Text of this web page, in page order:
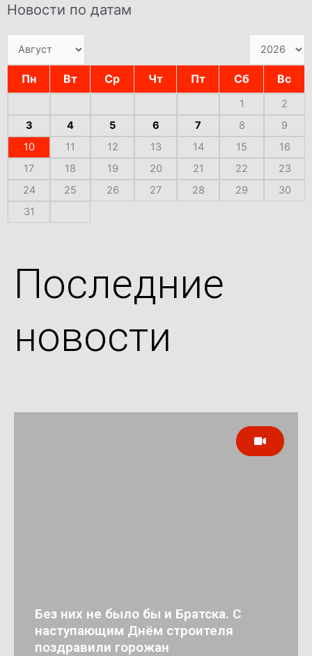
Новости по датам
Пн Вт Ср Чт Пт Сб Вс
1
2
3
4 5 6 7 8
9
10
11 12 13 14 15
16
17
18 19 20 21 22
23
24
25 26 27 28 29
30
31
Последние
новости
Без них не было бы и Братска. С
наступающим Днём строителя
поздравили горожан